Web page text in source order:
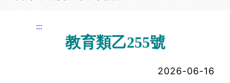
:::
教育類乙255號
2026-06-16